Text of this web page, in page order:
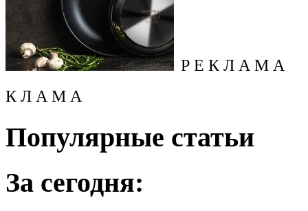
Р Е К Л А М А
К Л А М А
Популярные статьи
За сегодня: